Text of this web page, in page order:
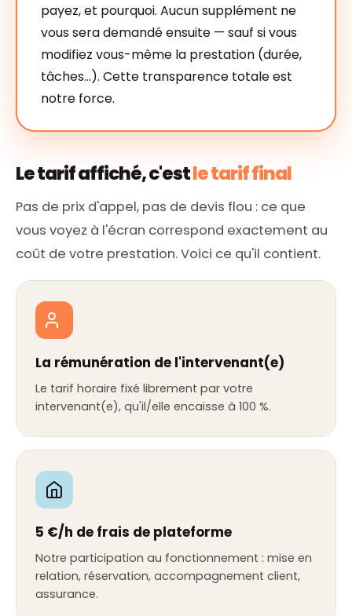
payez, et pourquoi. Aucun supplément ne
vous sera demandé ensuite — sauf si vous
modifiez vous-même la prestation (durée,
tâches…). Cette transparence totale est
notre force.
Le tarif affiché, c'estle tarif final
Pas de prix d'appel, pas de devis flou : ce que
vous voyez à l'écran correspond exactement au
coût de votre prestation. Voici ce qu'il contient.
La rémunération de l'intervenant(e)
Le tarif horaire fixé librement par votre
intervenant(e), qu'il/elle encaisse à 100 %.
5 €/h de frais de plateforme
Notre participation au fonctionnement : mise en
relation, réservation, accompagnement client,
assurance.